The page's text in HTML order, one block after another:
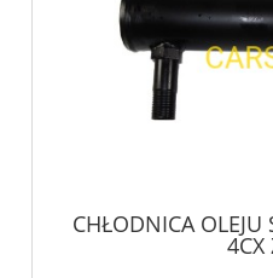
CHŁODNICA OLEJU
4CX